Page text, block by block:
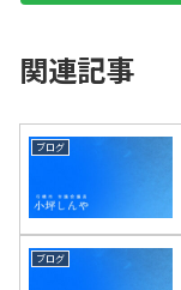
関連記事
ブログ
ブログ